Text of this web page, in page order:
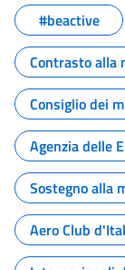
#beactive
Contrasto alla
Consiglio dei
Agenzia delle
Sostegno alla
Aero Club